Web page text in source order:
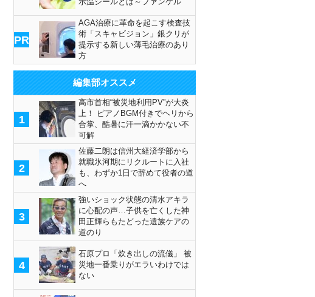
PR
AGA治療に革命を起こす検査技
術「スキャビジョン」銀クリが
提示する新しい薄毛治療のあり
方
編集部オススメ
1
高市首相“被災地利用PV”が大炎
上！ ピアノBGM付きでヘリから
合掌、酷暑に汗一滴かかない不
可解
2
佐藤二朗は信州大経済学部から
就職氷河期にリクルートに入社
も、わずか1日で辞めて役者の道
へ
3
強いショック状態の清水アキラ
に心配の声…子供を亡くした神
田正輝らもたどった遺族ケアの
道のり
4
石原プロ「炊き出しの流儀」 被
災地一番乗りがエラいわけでは
ない